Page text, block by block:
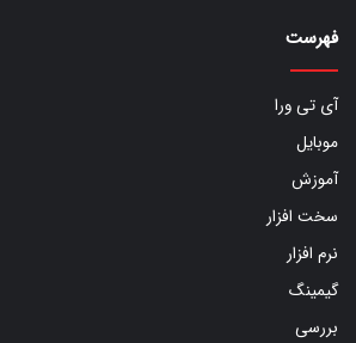
فهرست
آی تی ورا
موبایل
آموزش
سخت افزار
نرم افزار
گیمینگ
بررسی